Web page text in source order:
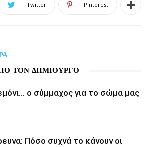
Twitter Pinterest
ΤΟΝ ΔΗΜΙΟΥΡΓΟ
ο σύμμαχος για το σώμα μας
Πόσο συχνά το κάνουν οι